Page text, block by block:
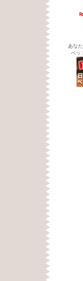
あな
ペッ